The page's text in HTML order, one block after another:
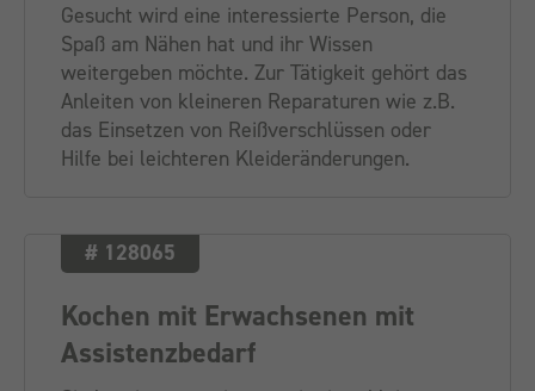
Gesucht wird eine interessierte Person, die
Spaß am Nähen hat und ihr Wissen
weitergeben möchte. Zur Tätigkeit gehört das
Anleiten von kleineren Reparaturen wie z.B.
das Einsetzen von Reißverschlüssen oder
Hilfe bei leichteren Kleideränderungen.
# 128065
Kochen mit Erwachsenen mit
Assistenzbedarf